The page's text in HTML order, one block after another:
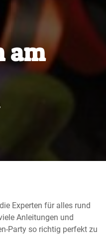
am
Experten für alles rund
Anleitungen und
Party so richtig perfekt zu